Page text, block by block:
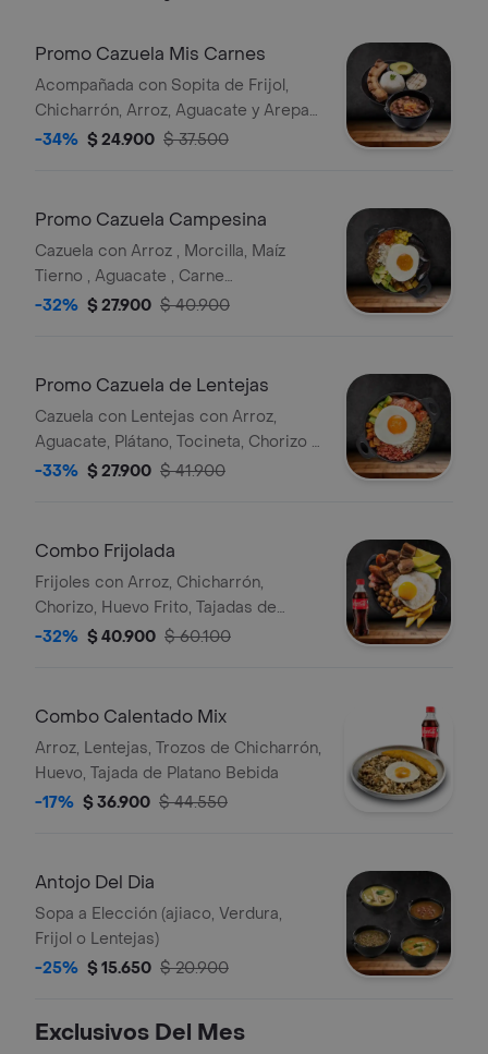
Promo Cazuela Mis Carnes
Acompañada con Sopita de Frijol,
Chicharrón, Arroz, Aguacate y Arepa
de Pincho.
-34% $ 24.900 $ 37.500
Promo Cazuela Campesina
Cazuela con Arroz , Morcilla, Maíz
Tierno , Aguacate , Carne
Desmechada , Plátano Maduro y
-32% $ 27.900 $ 40.900
Promo Cazuela de Lentejas
Cazuela con Lentejas con Arroz,
Aguacate, Plátano, Tocineta, Chorizo y
Huevo.
-33% $ 27.900 $ 41.900
Combo Frijolada
Frijoles con Arroz, Chicharrón,
Chorizo, Huevo Frito, Tajadas de
Plátano y Aguacate Bebida
-32% $ 40.900 $ 60.100
Combo Calentado Mix
Arroz, Lentejas, Trozos de Chicharrón,
Huevo, Tajada de Platano Bebida
-17% $ 36.900 $ 44.550
Antojo Del Dia
Sopa a Elección (ajiaco, Verdura,
Frijol o Lentejas)
-25% $ 15.650 $ 20.900
Exclusivos Del Mes